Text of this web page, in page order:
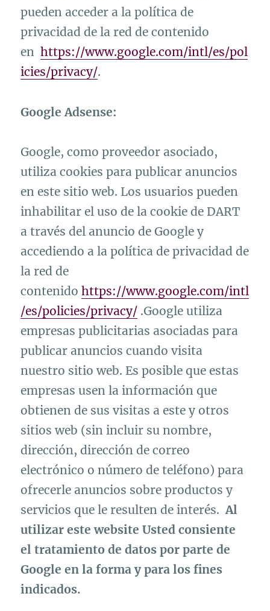
pueden acceder a la política de
privacidad de la red de contenido
enhttps://www.google.com/intl/es/pol
icies/privacy/.
Google Adsense:
Google, como proveedor asociado,
utiliza cookies para publicar anuncios
en este sitio web. Los usuarios pueden
inhabilitar el uso de la cookie de DART
a través del anuncio de Google y
accediendo a la política de privacidad de
la red de
contenidohttps://www.google.com/intl
/es/policies/privacy/ .Google utiliza
empresas publicitarias asociadas para
publicar anuncios cuando visita
nuestro sitio web. Es posible que estas
empresas usen la información que
obtienen de sus visitas a este y otros
sitios web (sin incluir su nombre,
dirección, dirección de correo
electrónico o número de teléfono) para
ofrecerle anuncios sobre productos y
servicios que le resulten de interés.Al
utilizar este website Usted consiente
el tratamiento de datos por parte de
Google en la forma y para los fines
indicados.